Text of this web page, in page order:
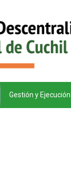
Gestión y Ejecución